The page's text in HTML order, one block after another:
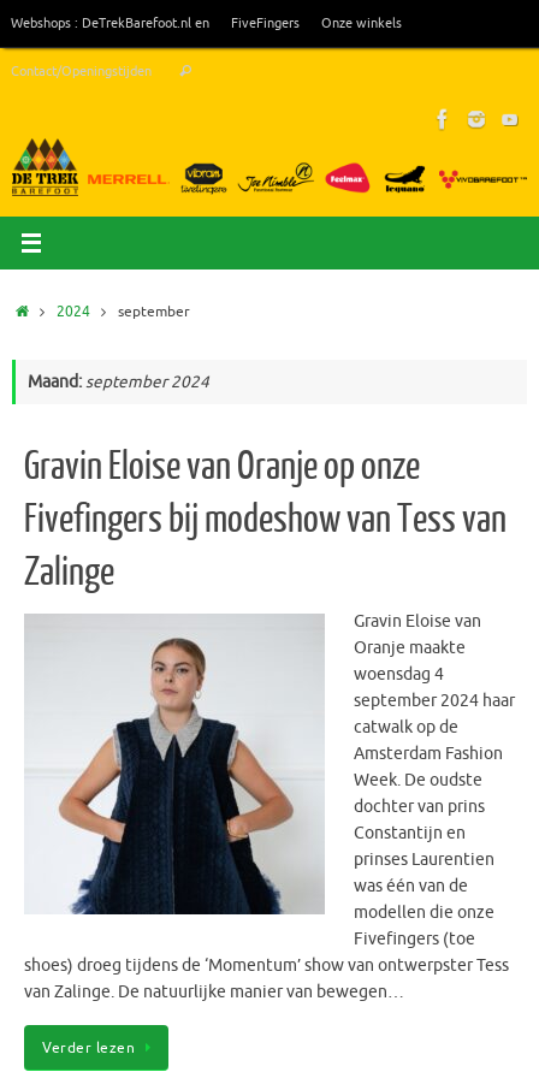
de
Webshops : DeTrekBarefoot.nl en FiveFingers Onze winkels
Contact/Openingstijden Zoeken
Home2024 september
Maand:september 2024
Gravin Eloise van Oranje op onze
Fivefingers bij modeshow van Tess van
Zalinge
Gravin Eloise van
Oranje maakte
woensdag 4
september 2024 haar
catwalk op de
Amsterdam Fashion
Week. De oudste
dochter van prins
Constantijn en
prinses Laurentien
was één van de
modellen die onze
Fivefingers (toe
shoes) droeg tijdens de ‘Momentum’ show van ontwerpster Tess
van Zalinge. De natuurlijke manier van bewegen…
Verder lezen